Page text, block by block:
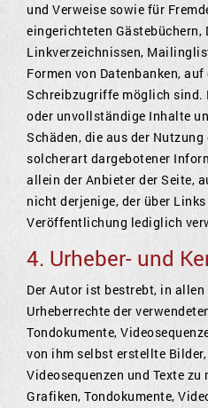
und Verweise sowie für
eingerichteten Gästebüchern,
Linkverzeichnissen,
Formen von Datenbanken,
Schreibzugriffe möglich sind.
oder unvollständige Inhalte
Schäden, die aus der
solcherart dargebotener
allein der Anbieter der Seite,
nicht derjenige, der über
Veröffentlichung lediglich
4. Urheber- und
Der Autor ist bestrebt, in
Urheberrechte der
Tondokumente,
von ihm selbst erstellte
Videosequenzen und Texte
Grafiken, Tondokumente,